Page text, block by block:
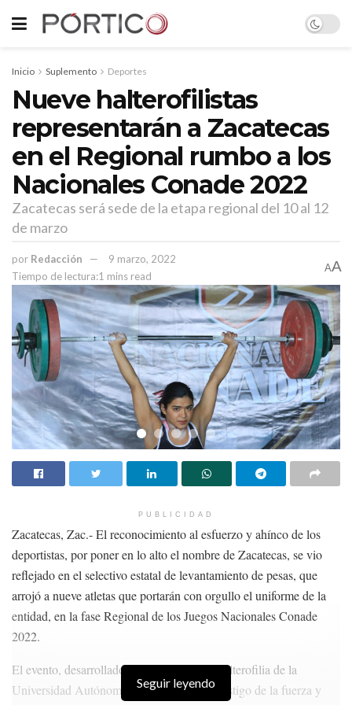
Inicio Suplemento Deportes
Nueve halterofilistas
representarán a Zacatecas
en el Regional rumbo a los
Nacionales Conade 2022
Zacatecas será sede de la etapa regional del 10 al 12
de marzo
por Redacción
9 marzo, 2022
Tiempo de lectura:1 mins read
AA
PUBLICIDAD
Zacatecas, Zac.- El reconocimiento al esfuerzo y ahínco de los
deportistas, por poner en lo alto el nombre de Zacatecas, se vio
reflejado en el selectivo estatal de levantamiento de pesas, que
arrojó a nueve atletas que portarán con orgullo el uniforme de la
entidad, en la fase Regional de los Juegos Nacionales Conade
2022.
El evento, desarrollado en el gimnasio de halterofilia de la
Universidad Autónoma de Zacatecas, fue testigo de la fuerza y
Seguir leyendo